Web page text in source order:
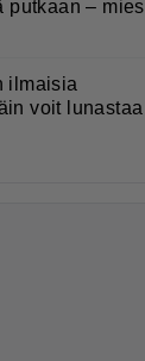
putkaan – mies
ilmaisia
voit lunastaa